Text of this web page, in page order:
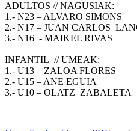
ADULTOS // NAGUSIAK:
1.- N23 – ALVARO SIMONS
2.- N17 – JUAN CARLOS
3.- N16 - MAIKEL RIVAS
INFANTIL // UMEAK:
1.- U13 – ZALOA FLORES
2.- U15 – ANE EGUIA
3.- U10 – OLATZ ZABALETA